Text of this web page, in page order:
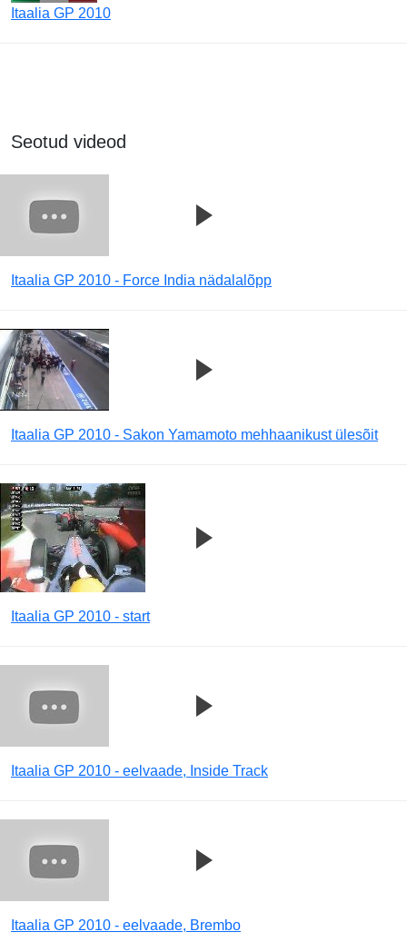
Itaalia GP 2010
Seotud videod
Itaalia GP 2010 - Force India nädalalõpp
Itaalia GP 2010 - Sakon Yamamoto mehhaanikust ülesõit
Itaalia GP 2010 - start
Itaalia GP 2010 - eelvaade, Inside Track
Itaalia GP 2010 - eelvaade, Brembo